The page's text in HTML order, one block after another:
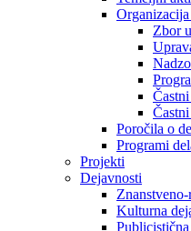
Zbor
Poročila o
Programi
Projekti
Dejavnosti
Kulturna